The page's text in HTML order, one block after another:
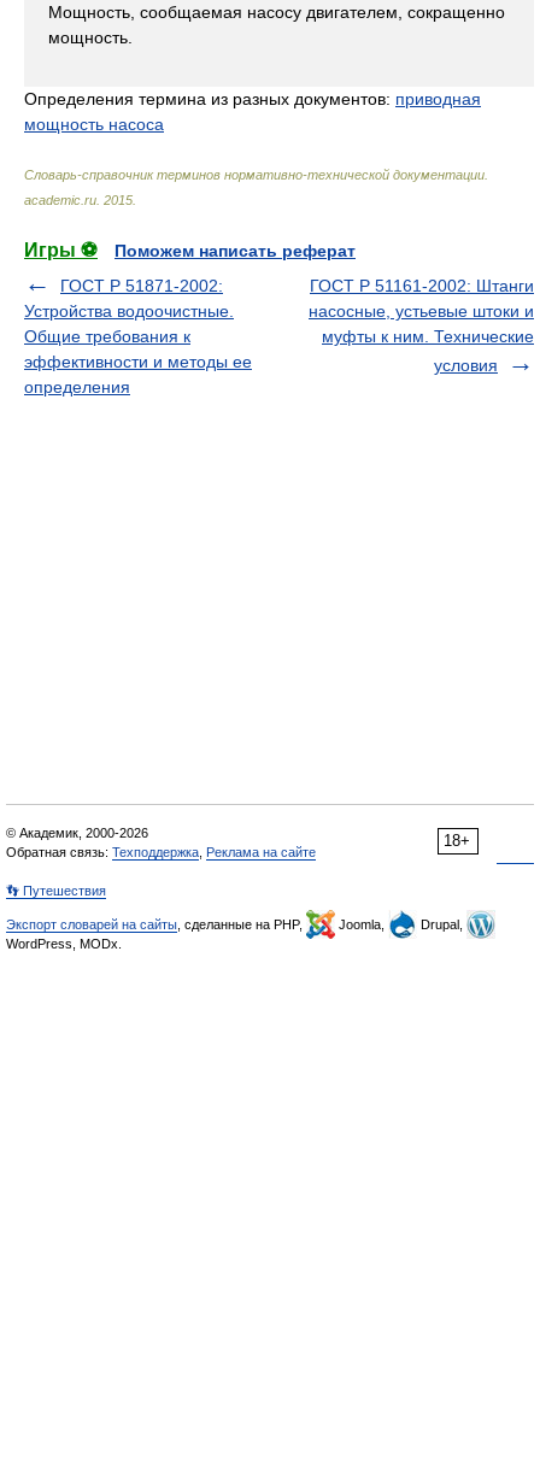
Мощность, сообщаемая насосу двигателем, сокращенно
мощность.
Определения термина из разных документов: приводная
мощность насоса
Словарь-справочник терминов нормативно-технической документации
academic.ru 2015
Игры ⚽
Поможем написать реферат
ГОСТ Р 51871-2002:
Устройства водоочистные.
Общие требования к
эффективности и методы ее
определения
ГОСТ Р 51161-2002: Штанги
насосные, устьевые штоки и
муфты к ним. Технические
условия
18+
© Академик, 2000-2026
Обратная связь: Техподдержка Реклама на сайте
👣 Путешествия
Экспорт словарей на сайты , сделанные на PHP, Joomla,
Drupal,
WordPress, MODx.